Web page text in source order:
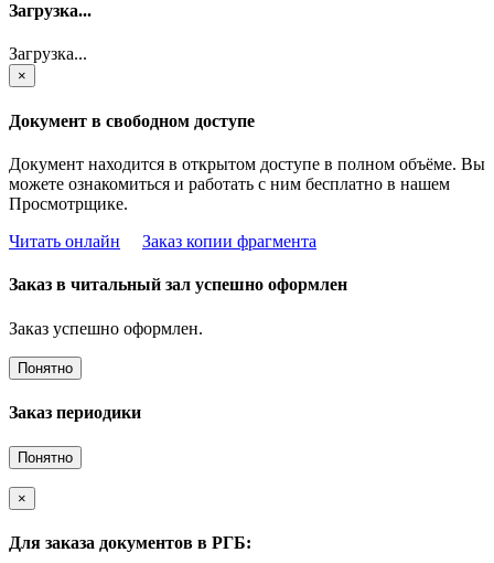
Загрузка...
Загрузка...
×
Документ в свободном доступе
Документ находится в открытом доступе в полном объёме. Вы
можете ознакомиться и работать с ним бесплатно в нашем
Просмотрщике.
Читать онлайн
Заказ копии фрагмента
Заказ в читальный зал успешно оформлен
Заказ успешно оформлен.
Понятно
Заказ периодики
Понятно
×
Для заказа документов в РГБ: